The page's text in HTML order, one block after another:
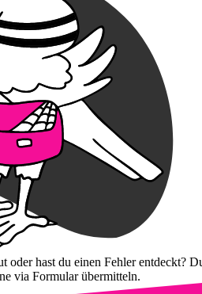
oder hast du einen Fehler entdeckt?
via Formular übermitteln.